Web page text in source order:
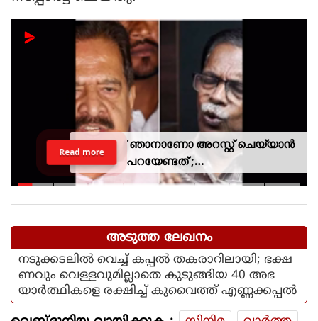
'ഞാനാണോ അറസ്റ്റ് ചെയ്യാൻ
പറയേണ്ടത്';
ടി.ജി.മോഹൻദാസിനെതിരായ
Read more
അടുത്ത ലേഖനം
നടുക്കടലിൽ വെച്ച് കപ്പൽ തകരാറിലായി; ഭക്ഷ
ണവും വെള്ളവുമില്ലാതെ കുടുങ്ങിയ 40 അഭ
യാർത്ഥികളെ രക്ഷിച്ച് കുവൈത്ത് എണ്ണക്കപ്പൽ